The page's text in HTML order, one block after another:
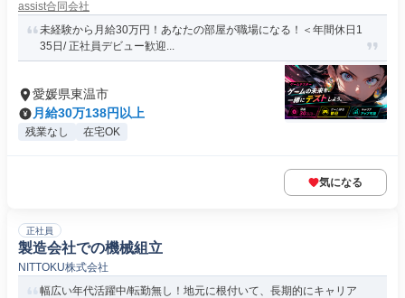
assist合同会社
未経験から月給30万円！あなたの部屋が職場になる！＜年間休日1
35日/ 正社員デビュー歓迎...
愛媛県東温市
月給30万138円以上
残業なし 在宅OK
気になる
正社員
製造会社での機械組立
NITTOKU株式会社
幅広い年代活躍中/転勤無し！地元に根付いて、長期的にキャリア